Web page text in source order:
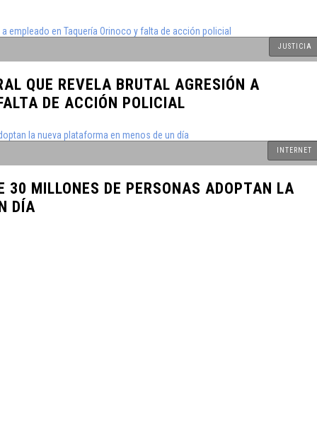
del Agua
Duelo
Ser
JUSTICIA
QUE REVELA BRUTAL AGRESIÓN A
DE ACCIÓN POLICIAL
INTERNET
MILLONES DE PERSONAS ADOPTAN LA
DÍA